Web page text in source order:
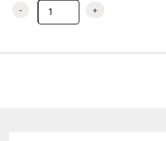
Frityr elektrisk 10 liter 40x70x25